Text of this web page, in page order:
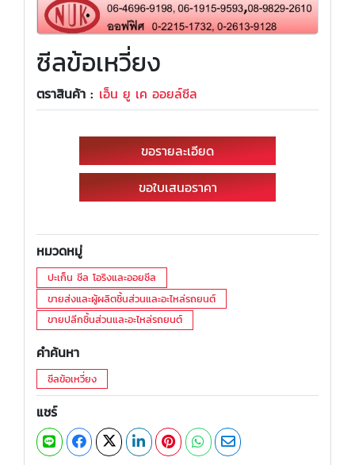
ซีลข้อเหวี่ยง
ตราสินค้า : เอ็น ยู เค ออยล์ซีล
ขอรายละเอียด
ขอใบเสนอราคา
หมวดหมู่
ปะเก็น ซีล โอริงและออยซีล
ขายส่งและผู้ผลิตชิ้นส่วนและอะไหล่รถยนต์
ขายปลีกชิ้นส่วนและอะไหล่รถยนต์
คำค้นหา
ซีลข้อเหวี่ยง
แชร์